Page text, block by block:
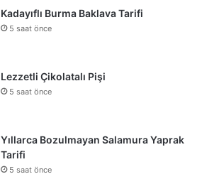
Kadayıflı Burma Baklava Tarifi
5 saat önce
Lezzetli Çikolatalı Pişi
5 saat önce
Yıllarca Bozulmayan Salamura Yaprak
Tarifi
5 saat önce